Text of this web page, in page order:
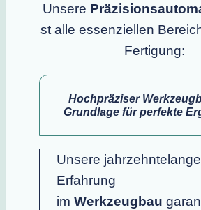
Unsere
st alle essenziellen
Fertigung:
Hochpräziser
Grundlage für perfekte
Unsere jahrzehntelange
Erfahrung
im Werkzeugbau